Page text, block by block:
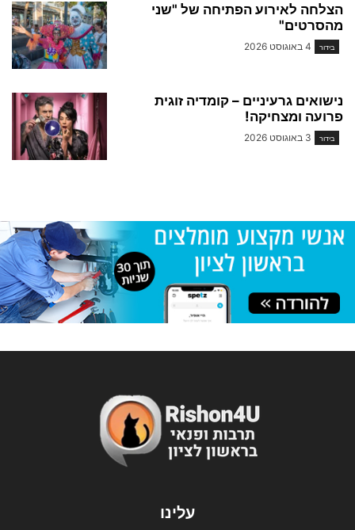
הצלחה לאירוע הפתיחה של "שני
מהסרטים"
בידור 4 באוגוסט 2026
נישואים גרעיניים – קומדיה זוגית
פרועה ומצחיקה!
בידור 3 באוגוסט 2026
עלינו